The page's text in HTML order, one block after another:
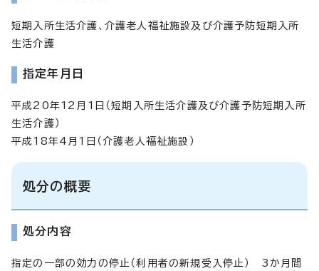
短期入所生活介護、介護老人福祉施設及び介護予防短期入所
生活介護
指定年月日
平成20年12月1日（短期入所生活介護及び介護予防短期入所
生活介護）
平成18年4月1日（介護老人福祉施設）
処分の概要
処分内容
指定の一部の効力の停止（利用者の新規受入停止） 3か月間